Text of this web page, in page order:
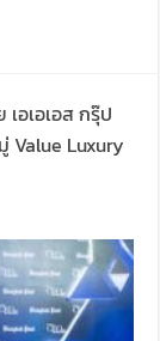
เอเอเอส กรุ๊ป
Value Luxury